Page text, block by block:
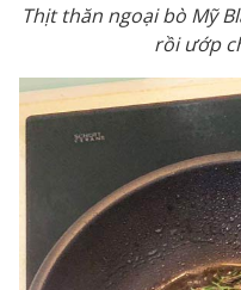
Thịt thăn ngoại bò Mỹ
rồi ướp